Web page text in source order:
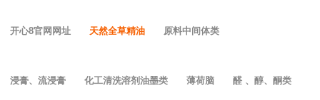
开心8官网网址 天然全草精油 原料中间体类
浸膏、流浸膏 化工清洗溶剂油墨类 薄荷脑 醛 、醇、酮类